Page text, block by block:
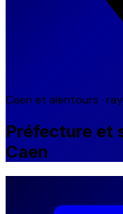
Caen et alentours ·
Préfecture et
Caen